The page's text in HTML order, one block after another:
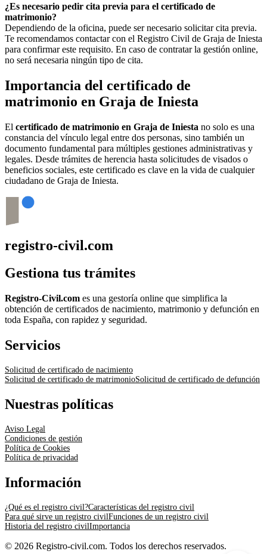
¿Es necesario pedir cita previa para el certificado de
matrimonio?
Dependiendo de la oficina, puede ser necesario solicitar cita previa.
Te recomendamos contactar con el Registro Civil de Graja de Iniesta
para confirmar este requisito. En caso de contratar la gestión online,
no será necesaria ningún tipo de cita.
Importancia del certificado de
matrimonio en Graja de Iniesta
El certificado de matrimonio en Graja de Iniesta no solo es una
constancia del vínculo legal entre dos personas, sino también un
documento fundamental para múltiples gestiones administrativas y
legales. Desde trámites de herencia hasta solicitudes de visados o
beneficios sociales, este certificado es clave en la vida de cualquier
ciudadano de Graja de Iniesta.
registro-civil.com
Gestiona tus trámites
Registro-Civil.com es una gestoría online que simplifica la
obtención de certificados de nacimiento, matrimonio y defunción en
toda España, con rapidez y seguridad.
Servicios
Solicitud de certificado de nacimiento
Solicitud de certificado de matrimonioSolicitud de certificado de defunción
Nuestras políticas
Aviso Legal
Condiciones de gestión
Política de Cookies
Política de privacidad
Información
¿Qué es el registro civil?Características del registro civil
Para qué sirve un registro civilFunciones de un registro civil
Historia del registro civilImportancia
© 2026 Registro-civil.com. Todos los derechos reservados.